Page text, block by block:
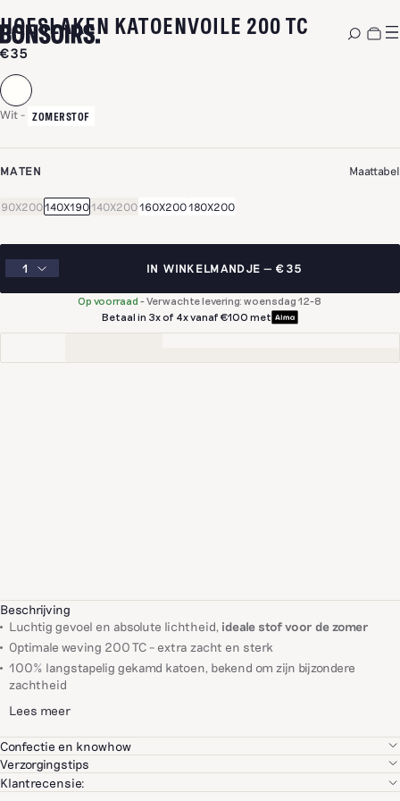
HOESLAKEN KATOENVOILE 200 TC WIT
€35
Wit- ZOMERSTOF
MATEN Maattabel
90X200140X190 140X200160X200180X200
IN WINKELMANDJE €35
Op voorraad -Verwachte levering: woensdag 12-8
Betaal in 3x of 4x vanaf €100 met
Beschrijving
Luchtig gevoel en absolute lichtheid, ideale stof voor de zomer
Optimale weving 200 TC – extra zacht en sterk
100% langstapelig gekamd katoen, bekend om zijn bijzondere
zachtheid
Lees meer
Confectie en knowhow
We selecteren elk van onze partners met grote zorg, op basis van hun
vakmanschap, de kwaliteit van hun producten en milieugerelateerde
en maatschappelijke criteria.
Verzorgingstips
Wassen tussen 30 °C en 40 °C op een matige centrifugeersnelheid
Klantrecensie: